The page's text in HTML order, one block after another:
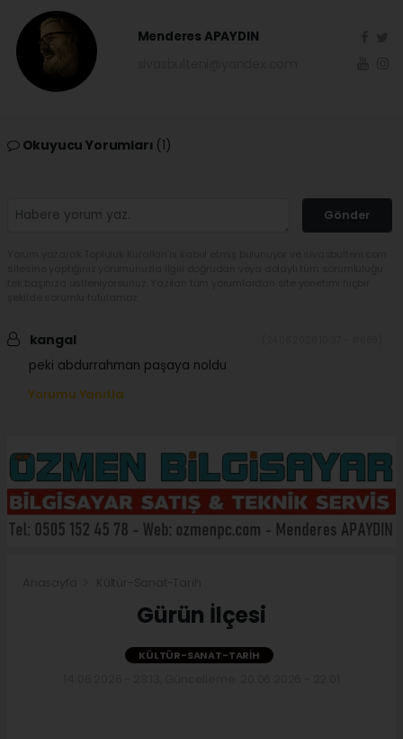
Menderes APAYDIN
Okuyucu Yorumları (1)
Gönder
kangal
peki abdurrahman paşaya noldu
Yorumu Yanıtla
Gürün İlçesi
KÜLTÜR-SANAT-TARIH